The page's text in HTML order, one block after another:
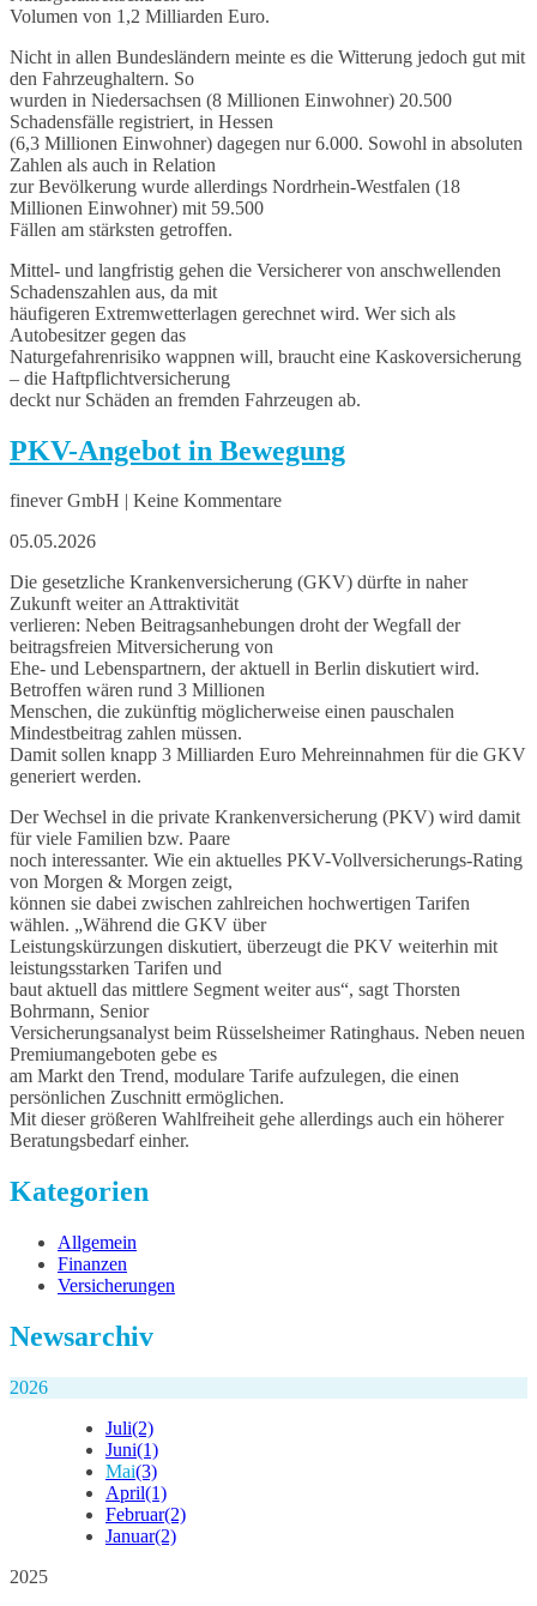
Volumen von 1,2 Milliarden Euro.
Nicht in allen Bundesländern meinte es die Witterung jedoch gut mit
den Fahrzeughaltern. So
wurden in Niedersachsen (8 Millionen Einwohner) 20.500
Schadensfälle registriert, in Hessen
(6,3 Millionen Einwohner) dagegen nur 6.000. Sowohl in absoluten
Zahlen als auch in Relation
zur Bevölkerung wurde allerdings Nordrhein-Westfalen (18
Millionen Einwohner) mit 59.500
Fällen am stärksten getroffen.
Mittel- und langfristig gehen die Versicherer von anschwellenden
Schadenszahlen aus, da mit
häufigeren Extremwetterlagen gerechnet wird. Wer sich als
Autobesitzer gegen das
Naturgefahrenrisiko wappnen will, braucht eine Kaskoversicherung
– die Haftpflichtversicherung
deckt nur Schäden an fremden Fahrzeugen ab.
PKV-Angebot in Bewegung
finever GmbH | Keine Kommentare
05.05.2026
Die gesetzliche Krankenversicherung (GKV) dürfte in naher
Zukunft weiter an Attraktivität
verlieren: Neben Beitragsanhebungen droht der Wegfall der
beitragsfreien Mitversicherung von
Ehe- und Lebenspartnern, der aktuell in Berlin diskutiert wird.
Betroffen wären rund 3 Millionen
Menschen, die zukünftig möglicherweise einen pauschalen
Mindestbeitrag zahlen müssen.
Damit sollen knapp 3 Milliarden Euro Mehreinnahmen für die GKV
generiert werden.
Der Wechsel in die private Krankenversicherung (PKV) wird damit
für viele Familien bzw. Paare
noch interessanter. Wie ein aktuelles PKV-Vollversicherungs-Rating
von Morgen & Morgen zeigt,
können sie dabei zwischen zahlreichen hochwertigen Tarifen
wählen. „Während die GKV über
Leistungskürzungen diskutiert, überzeugt die PKV weiterhin mit
leistungsstarken Tarifen und
baut aktuell das mittlere Segment weiter aus“, sagt Thorsten
Bohrmann, Senior
Versicherungsanalyst beim Rüsselsheimer Ratinghaus. Neben neuen
Premiumangeboten gebe es
am Markt den Trend, modulare Tarife aufzulegen, die einen
persönlichen Zuschnitt ermöglichen.
Mit dieser größeren Wahlfreiheit gehe allerdings auch ein höherer
Beratungsbedarf einher.
Kategorien
Allgemein
Finanzen
Versicherungen
Newsarchiv
2026
Juli(2)
Juni(1)
Mai(3)
April(1)
Februar(2)
Januar(2)
2025